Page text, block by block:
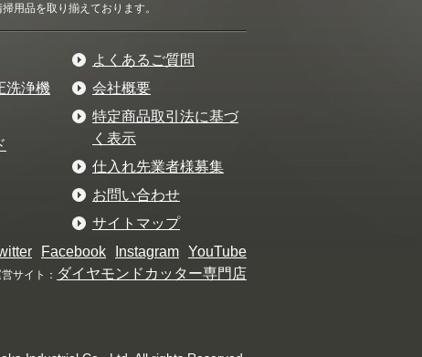
用品を取り揃えております。
洗浄機
よくあるご質問
会社概要
特定商品取引法に基づ
く表示
仕入れ先業者様募集
お問い合わせ
サイトマップ
Facebook Instagram YouTube
サイト： ダイヤモンドカッター専門店